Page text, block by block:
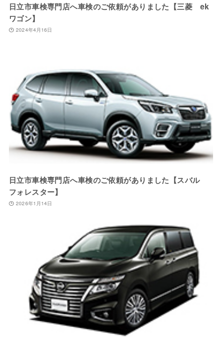
日立市車検専門店へ車検のご依頼がありました【三菱 ek
ワゴン】
2024年4月16日
日立市車検専門店へ車検のご依頼がありました【スバル
フォレスター】
2026年1月14日